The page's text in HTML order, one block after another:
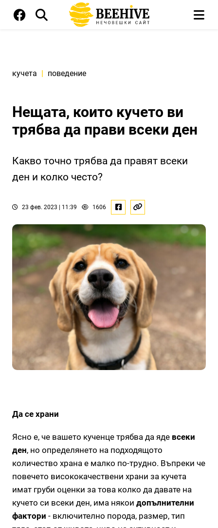
кучета | поведение
Нещата, които кучето ви
трябва да прави всеки ден
Какво точно трябва да правят всеки
ден и колко често?
23 фев. 2023 | 11:39 1606
Да се храни
Ясно е, че вашето кученце трябва да яде всеки
ден, но определянето на подходящото
количество храна е малко по-трудно. Въпреки че
повечето висококачествени храни за кучета
имат груби оценки за това колко да давате на
кучето си всеки ден, има някои допълнителни
фактори - включително порода, размер, тип